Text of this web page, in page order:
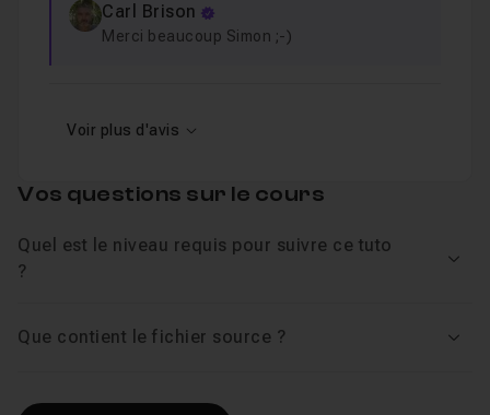
Carl Brison
Merci beaucoup Simon ;-)
Voir plus d'avis
Vos questions sur le cours
Quel est le niveau requis pour suivre ce tuto
?
Que contient le fichier source ?